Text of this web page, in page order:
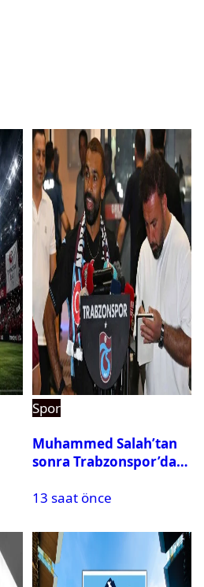
Spor
Muhammed Salah’tan
sonra Trabzonspor’dan
13 saat önce